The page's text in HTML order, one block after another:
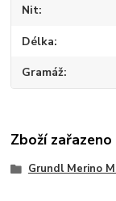
Nit
Délka
Gramáž
Zboží
Grundl Merino